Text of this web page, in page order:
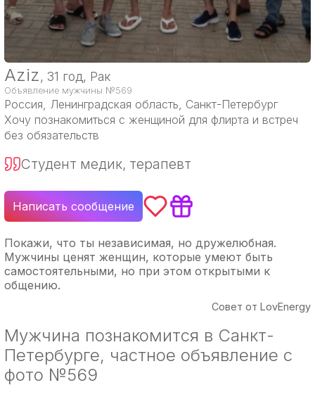
Aziz, 31 год, Рак
Объявление мужчины №569
Россия, Ленинградская область, Санкт-Петербург
Хочу познакомиться с женщиной для флирта и встреч
без обязательств
Студент медик, терапевт
Написать сообщение
Покажи, что ты независимая, но дружелюбная.
Мужчины ценят женщин, которые умеют быть
самостоятельными, но при этом открытыми к
общению.
Совет от LovEnergy
Мужчина познакомится в Санкт-
Петербурге, частное объявление с
фото №569